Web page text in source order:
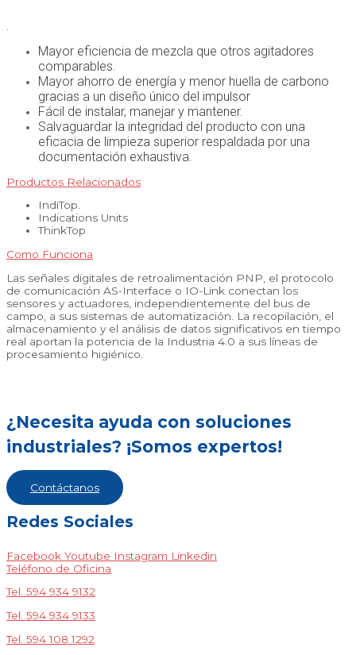
.
Mayor eficiencia de mezcla que otros agitadores
comparables.
Mayor ahorro de energía y menor huella de carbono
gracias a un diseño único del impulsor
Fácil de instalar, manejar y mantener.
Salvaguardar la integridad del producto con una
eficacia de limpieza superior respaldada por una
documentación exhaustiva.
Productos Relacionados
IndiTop.
Indications Units
ThinkTop
Como Funciona
Las señales digitales de retroalimentación PNP, el protocolo
de comunicación AS-Interface o IO-Link conectan los
sensores y actuadores, independientemente del bus de
campo, a sus sistemas de automatización. La recopilación, el
almacenamiento y el análisis de datos significativos en tiempo
real aportan la potencia de la Industria 4.0 a sus líneas de
procesamiento higiénico.
¿Necesita ayuda con soluciones
industriales? ¡Somos expertos!
Contáctanos
Redes Sociales
Facebook Youtube Instagram Linkedin
Teléfono de Oficina
Tel. 594 934 9132
Tel. 594 934 9133
Tel. 594 108 1292